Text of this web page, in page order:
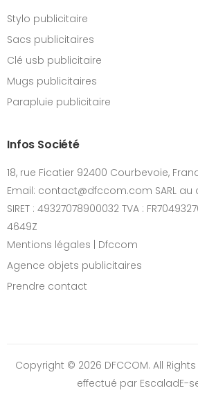
Stylo publicitaire
Sacs publicitaires
Clé usb publicitaire
Mugs publicitaires
Parapluie publicitaire
Infos Société
18, rue Ficatier 92400 Courbevoie,
Email: contact@dfccom.com SARL
SIRET : 49327078900032 TVA :
4649Z
Mentions légales | Dfccom
Agence objets publicitaires
Prendre contact
Copyright © 2026 DFCCOM. All
effectué par EscaladE-